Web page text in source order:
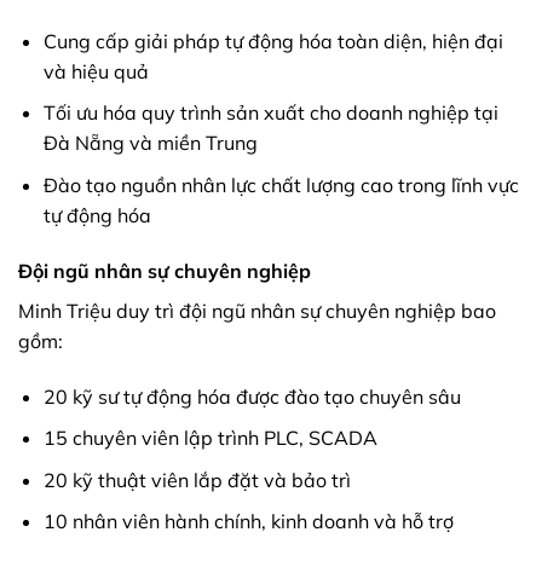
Cung cấp giải pháp tự động hóa toàn diện, hiện đại
và hiệu quả
Tối ưu hóa quy trình sản xuất cho doanh nghiệp tại
Đà Nẵng và miền Trung
Đào tạo nguồn nhân lực chất lượng cao trong lĩnh vực
tự động hóa
Đội ngũ nhân sự chuyên nghiệp
Minh Triệu duy trì đội ngũ nhân sự chuyên nghiệp bao
gồm:
20 kỹ sư tự động hóa được đào tạo chuyên sâu
15 chuyên viên lập trình PLC, SCADA
20 kỹ thuật viên lắp đặt và bảo trì
10 nhân viên hành chính, kinh doanh và hỗ trợ